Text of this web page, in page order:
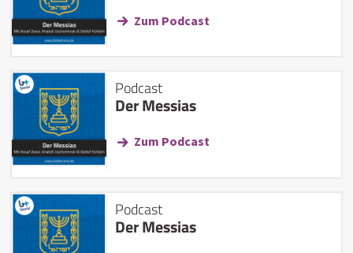
Zum Podcast
Podcast
Der Messias
Zum Podcast
Podcast
Der Messias